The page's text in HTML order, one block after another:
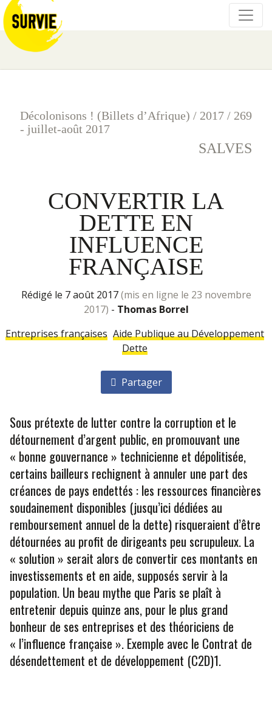
Décolonisons ! (Billets d’Afrique) / 2017 / 269
- juillet-août 2017
SALVES
CONVERTIR LA
DETTE EN
INFLUENCE
FRANÇAISE
rédigé le 7 août 2017(mis en ligne le 23 novembre
2017) - Thomas Borrel
Entreprises françaises Aide Publique au Développement
Dette
Partager
Sous prétexte de lutter contre la corruption et le
détournement d’argent public, en promouvant une
« bonne gouvernance » technicienne et dépolitisée,
certains bailleurs rechignent à annuler une part des
créances de pays endettés : les ressources financières
soudainement disponibles (jusqu’ici dédiées au
remboursement annuel de la dette) risqueraient d’être
détournées au profit de dirigeants peu scrupuleux. La
« solution » serait alors de convertir ces montants en
investissements et en aide, supposés servir à la
population. Un beau mythe que Paris se plaît à
entretenir depuis quinze ans, pour le plus grand
bonheur de ses entreprises et des théoriciens de
« l’influence française ». Exemple avec le Contrat de
désendettement et de développement (C2D)1.